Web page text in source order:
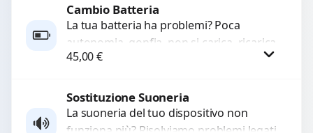
Procedi
Cambio Batteria
La tua batteria ha problemi? Poca
autonomia, gonfia, non si carica, ricarica
lenta o cicli di ricarica esauriti?
45,00€
Procedi
Sostituzione Suoneria
La suoneria del tuo dispositivo non